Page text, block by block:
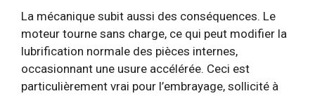
La mécanique subit aussi des conséquences. Le
moteur tourne sans charge, ce qui peut modifier la
lubrification normale des pièces internes,
occasionnant une usure accélérée. Ceci est
particulièrement vrai pour l’embrayage, sollicité à